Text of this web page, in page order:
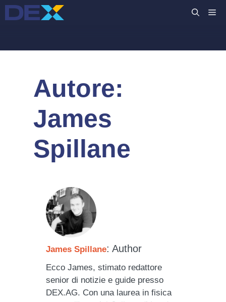
Vai
al
Autore:
James
Spillane
James Spillane: Author
Ecco James, stimato redattore
senior di notizie e guide presso
DEX.AG. Con una laurea in fisica